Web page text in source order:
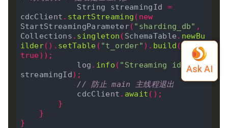
            String streamingId
=
cdcClient . startStreaming ( new
StartStreamingParameter( "sharding_db" ,
Collections . singleton ( SchemaTable . newBu
ilder(). setTable ( "t_order" ). build ()),
true));
            log
. info ( "Streaming id={}",
streamingId);
// 防止 main 主线程退出
            cdcClient
. await ();
}
}
}